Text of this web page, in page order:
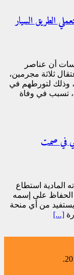
الطريق السيار
أن عناصر
ثلاثة مجرمين،
وذلك لتورطهم في
تسبب في وفاة
في صمت
المادية استطاع
على إسمه
من أي منحة
[...]